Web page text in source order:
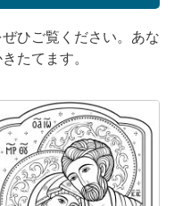
ひご覧ください。あな
たてます。